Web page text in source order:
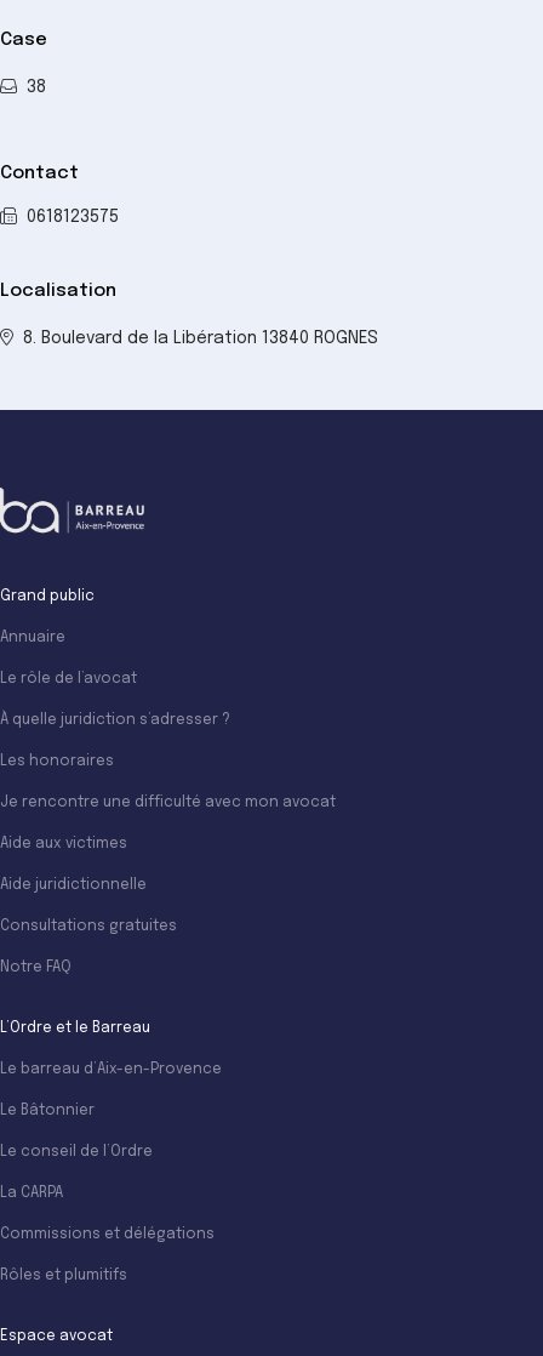
Case
38
Contact
0618123575
Localisation
8. Boulevard de la Libération 13840 ROGNES
Grand public
Annuaire
Le rôle de l’avocat
À quelle juridiction s’adresser ?
Les honoraires
Je rencontre une difficulté avec mon avocat
Aide aux victimes
Aide juridictionnelle
Consultations gratuites
Notre FAQ
L’Ordre et le Barreau
Le barreau d’Aix-en-Provence
Le Bâtonnier
Le conseil de l’Ordre
La CARPA
Commissions et délégations
Rôles et plumitifs
Espace avocat